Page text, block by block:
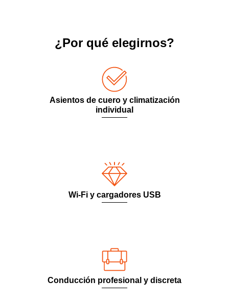
¿Por qué elegirnos?
Asientos de cuero y climatización
individual
Wi-Fi y cargadores USB
Conducción profesional y discreta